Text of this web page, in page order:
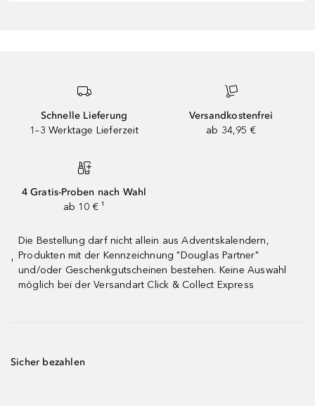
Schnelle Lieferung
1–3 Werktage Lieferzeit
Versandkostenfrei
ab 34,95 €
4 Gratis-Proben nach Wahl
ab 10 € ¹
¹
Die Bestellung darf nicht allein aus Adventskalendern,
Produkten mit der Kennzeichnung "Douglas Partner"
und/oder Geschenkgutscheinen bestehen. Keine Auswahl
möglich bei der Versandart Click & Collect Express
Sicher bezahlen